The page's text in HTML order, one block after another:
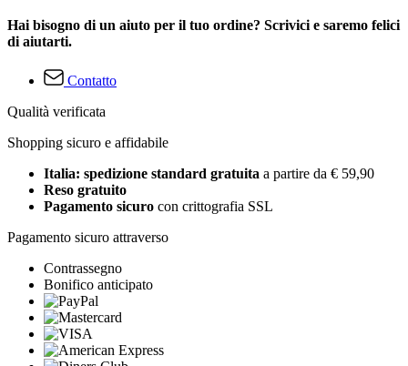
Hai bisogno di un aiuto per il tuo ordine? Scrivici e saremo felici
di aiutarti.
Contatto
Qualità verificata
Shopping sicuro e affidabile
Italia: spedizione standard gratuita a partire da € 59,90
Reso gratuito
Pagamento sicuro con crittografia SSL
Pagamento sicuro attraverso
Contrassegno
Bonifico anticipato